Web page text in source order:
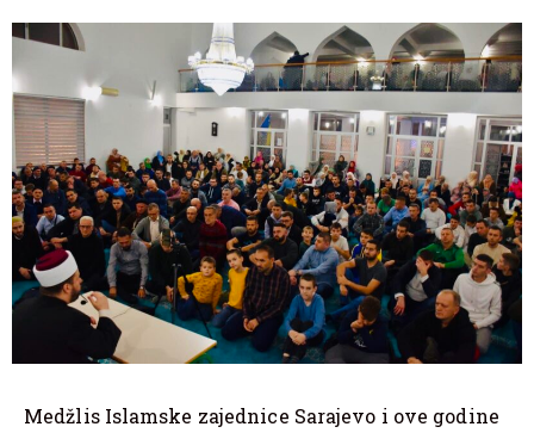
Medžlis Islamske zajednice Sarajevo i ove godine